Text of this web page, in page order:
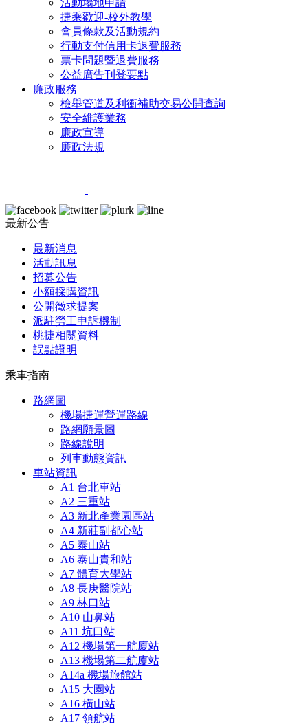
捷乘歡迎-校外教學
會員條款及活動規約
行動支付信用卡退費服務
票卡問題暨退費服務
公益廣告刊登要點
廉政服務
檢舉管道及利衝補助交易公開查詢
安全維護業務
廉政宣導
廉政法規
最新公告
最新消息
活動訊息
招募公告
小額採購資訊
公開徵求提案
派駐勞工申訴機制
桃捷相關資料
誤點證明
乘車指南
路網圖
機場捷運營運路線
路網願景圖
路線說明
列車動態資訊
車站資訊
A1 台北車站
A2 三重站
A3 新北產業園區站
A4 新莊副都心站
A5 泰山站
A6 泰山貴和站
A7 體育大學站
A8 長庚醫院站
A9 林口站
A10 山鼻站
A11 坑口站
A12 機場第一航廈站
A13 機場第二航廈站
A14a 機場旅館站
A15 大園站
A16 橫山站
A17 領航站